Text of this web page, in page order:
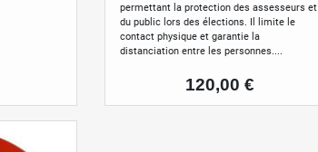
permettant la protection des assesseurs et
du public lors des élections. Il limite le
contact physique et garantie la
distanciation entre les personnes....
Prix
120,00 €